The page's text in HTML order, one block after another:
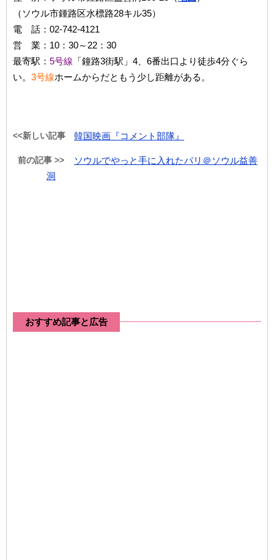
（ソウル市鍾路区水標路28キル35）
電 話：02-742-4121
営 業：10：30～22：30
最寄駅： 5号線 「鐘路3街駅」4、6番出口より徒歩4分ぐら
い。 3号線ホームからだともう少し距離がある。
<<新しい記事 韓国映画『コメント部隊』
前の記事 >>
ソウルでやっと手に入れたパリ＠ソウル益善
洞
おすすめ記事と広告